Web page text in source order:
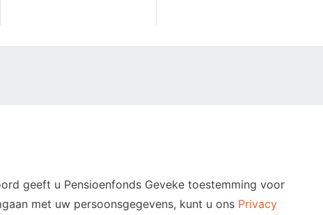
geeft u Pensioenfonds Geveke toestemming voor
met uw persoonsgegevens, kunt u ons Privacy